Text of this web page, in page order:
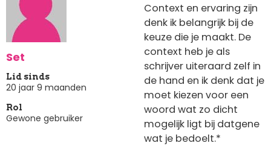
Set
Lid sinds
20 jaar 9 maanden
Rol
Gewone gebruiker
Context en ervaring zijn
denk ik belangrijk bij de
keuze die je maakt. De
context heb je als
schrijver uiteraard zelf in
de hand en ik denk dat je
moet kiezen voor een
woord wat zo dicht
mogelijk ligt bij datgene
wat je bedoelt.*